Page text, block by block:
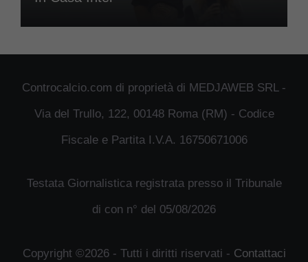
Controcalcio.com di proprietà di MEDJAWEB SRL -
Via del Trullo, 122, 00148 Roma (RM) - Codice
Fiscale e Partita I.V.A. 16750671006
Testata Giornalistica registrata presso il Tribunale
di con n° del 05/08/2026
Copyright ©2026 - Tutti i diritti riservati - Contattaci